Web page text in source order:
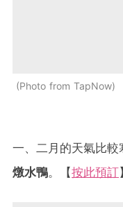
Photo from TapNow
一、二月的天氣比
燉水鴨。【按此預訂】